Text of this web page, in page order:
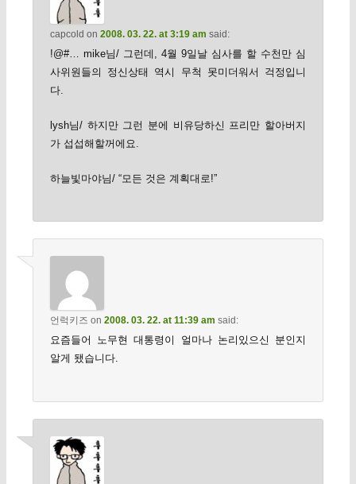
capcold on 2008. 03. 22. at 3:19 am said:
!@#… mike님/ 그런데, 4월 9일날 심사를 할 수천만 심
사위원들의 정신상태 역시 무척 못미더워서 걱정입니
다.
lysh님/ 하지만 그런 분에 비유당하신 프리만 할아버지
가 섭섭해할꺼에요.
하늘빛마야님/ “모든 것은 계획대로!”
언럭키즈 on 2008. 03. 22. at 11:39 am said:
요즘들어 노무현 대통령이 얼마나 논리있으신 분인지
알게 됐습니다.